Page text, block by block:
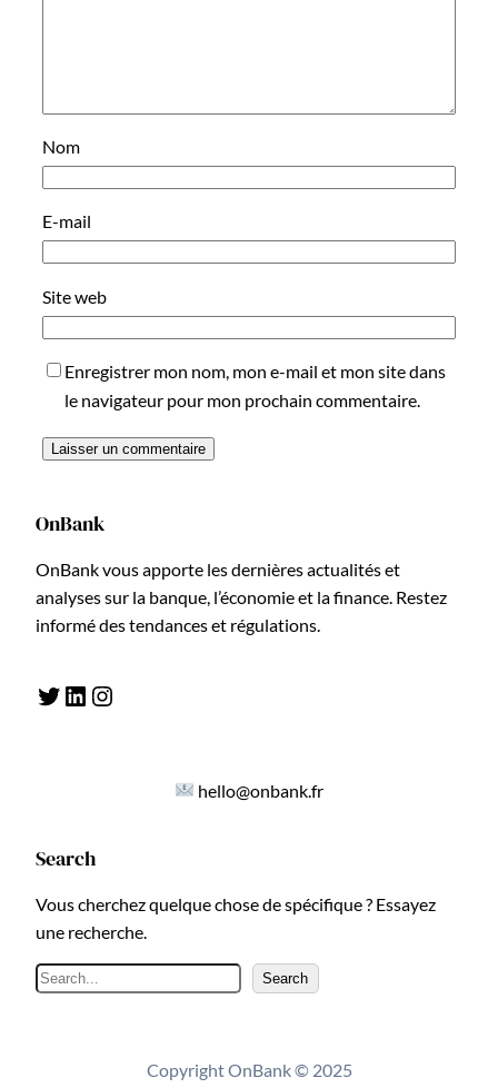
Nom
E-mail
Site web
Enregistrer mon nom, mon e-mail et mon site dans
le navigateur pour mon prochain commentaire.
OnBank
OnBank vous apporte les dernières actualités et
analyses sur la banque, l’économie et la finance. Restez
informé des tendances et régulations.
Twitter LinkedIn Instagram
hello@onbank.fr
Search
Vous cherchez quelque chose de spécifique ? Essayez
une recherche.
R
Search
Copyright OnBank © 2025